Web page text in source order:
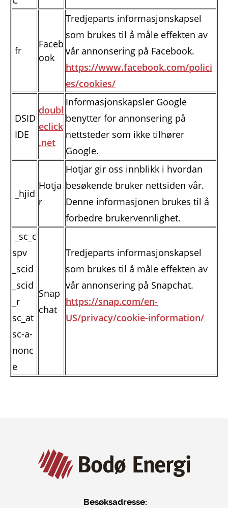
fr
Faceb
ook
Tredjeparts informasjonskapsel
som brukes til å måle effekten av
vår annonsering på Facebook.
https://www.facebook.com/polici
es/cookies/
DSID
IDE
doubl
eclick
.net
Informasjonskapsler Google
benytter for annonsering på
nettsteder som ikke tilhører
Google.
_hjid
Hotja
r
Hotjar gir oss innblikk i hvordan
besøkende bruker nettsiden vår.
Denne informasjonen brukes til å
forbedre brukervennlighet.
_sc_c
spv
scid
_scid
_r
sc_at
sc-a-
nonc
e
Snap
chat
Tredjeparts informasjonskapsel
som brukes til å måle effekten av
vår annonsering på Snapchat.
https://snap.com/en-
US/privacy/cookie-information/
Besøksadresse: